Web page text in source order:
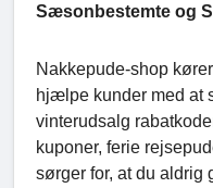
Sæsonbestemte og
Nakkepude-shop
hjælpe kunder med at
vinterudsalg
kuponer, ferie
sørger for, at du aldrig